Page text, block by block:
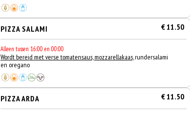
PIZZA SALAMI € 11.50
Alleen tussen 16:00 en 00:00
Wordt bereid met verse tomatensaus, mozzarellakaas,rundersalami
en oregano
PIZZA ARDA € 11.50